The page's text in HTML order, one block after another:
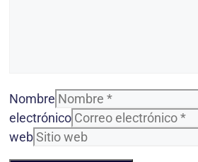
Nombre
electrónico
web